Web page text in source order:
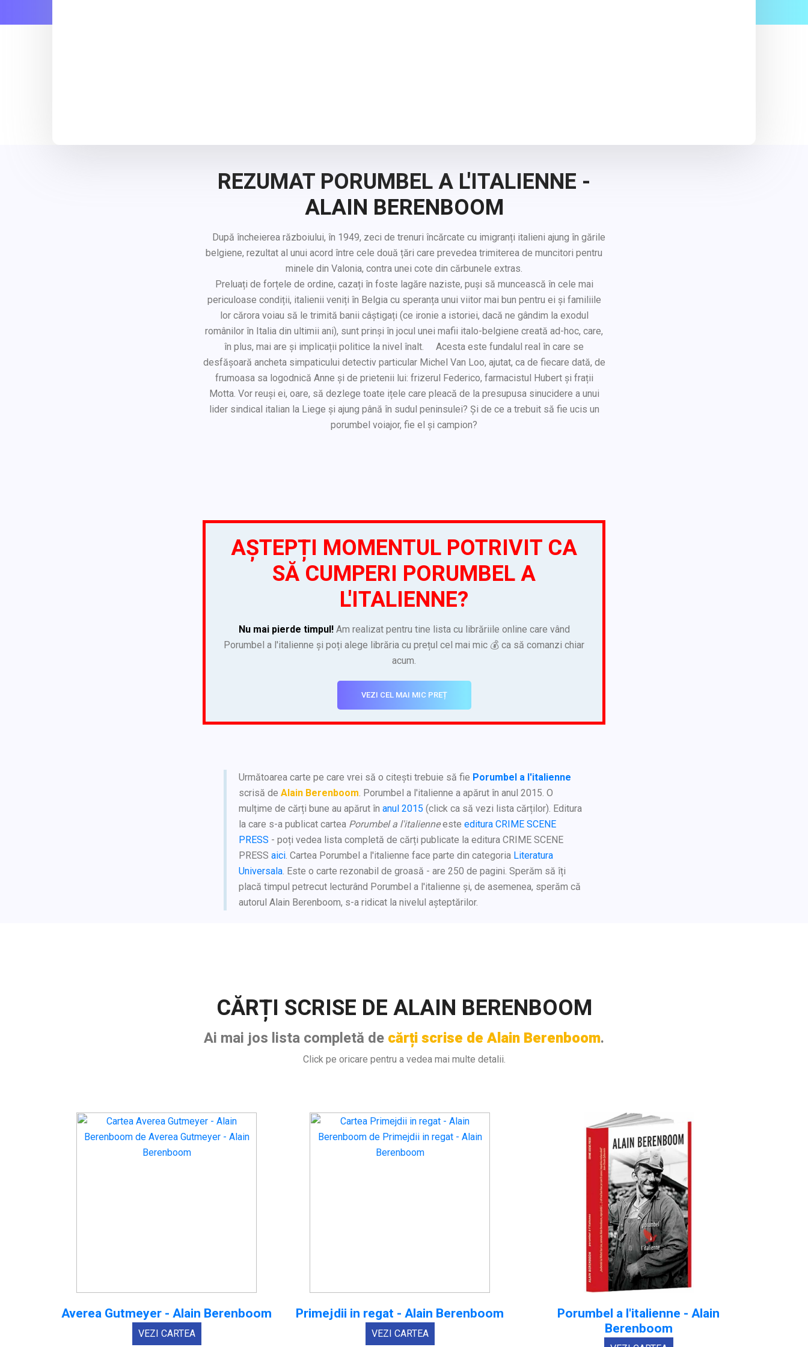
REZUMAT PORUMBEL A L'ITALIENNE -
ALAIN BERENBOOM
După încheierea războiului, în 1949, zeci de trenuri încărcate cu imigranți italieni ajung în gările
belgiene, rezultat al unui acord între cele două țări care prevedea trimiterea de muncitori pentru
minele din Valonia, contra unei cote din cărbunele extras.
Preluați de forțele de ordine, cazați în foste lagăre naziste, puși să muncească în cele mai
periculoase condiții, italienii veniți în Belgia cu speranța unui viitor mai bun pentru ei și familiile
lor cărora voiau să le trimită banii câștigați (ce ironie a istoriei, dacă ne gândim la exodul
românilor în Italia din ultimii ani), sunt prinși în jocul unei mafii italo-belgiene creată ad-hoc, care,
în plus, mai are și implicații politice la nivel înalt. Acesta este fundalul real în care se
desfășoară ancheta simpaticului detectiv particular Michel Van Loo, ajutat, ca de fiecare dată, de
frumoasa sa logodnică Anne și de prietenii lui: frizerul Federico, farmacistul Hubert și frații
Motta. Vor reuși ei, oare, să dezlege toate ițele care pleacă de la presupusa sinucidere a unui
lider sindical italian la Liege și ajung până în sudul peninsulei? Și de ce a trebuit să fie ucis un
porumbel voiajor, fie el și campion?
AȘTEPȚI MOMENTUL POTRIVIT CA
SĂ CUMPERI PORUMBEL A
L'ITALIENNE?
Nu mai pierde timpul!Am realizat pentru tine lista cu librăriile online care vând
Porumbel a l'italienne și poți alege librăria cu prețul cel mai mic 💰 ca să comanzi chiar
acum.
VEZI CEL MAI MIC PREȚ
Următoarea carte pe care vrei să o citești trebuie să fie Porumbel a l'italienne
scrisă de Alain Berenboom . Porumbel a l'italienne a apărut în anul 2015. O
mulțime de cărți bune au apărut în anul 2015 (click ca să vezi lista cărților). Editura
la care s-a publicat cartea Porumbel a l'italienneeste editura CRIME SCENE
PRESS - poți vedea lista completă de cărți publicate la editura CRIME SCENE
PRESS aici . Cartea Porumbel a l'italienne face parte din categoria Literatura
Universala . Este o carte rezonabil de groasă - are 250 de pagini. Sperăm să îți
placă timpul petrecut lecturând Porumbel a l'italienne și, de asemenea, sperăm că
autorul Alain Berenboom, s-a ridicat la nivelul așteptărilor.
CĂRȚI SCRISE DE ALAIN BERENBOOM
Ai mai jos lista completă de cărți scrise de Alain Berenboom.
Click pe oricare pentru a vedea mai multe detalii.
Averea Gutmeyer - Alain Berenboom
VEZI CARTEA
Primejdii in regat - Alain Berenboom
VEZI CARTEA
Porumbel a l'italienne - Alain
Berenboom